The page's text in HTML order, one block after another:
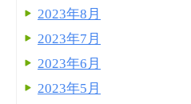
2023年8月
2023年7月
2023年6月
2023年5月